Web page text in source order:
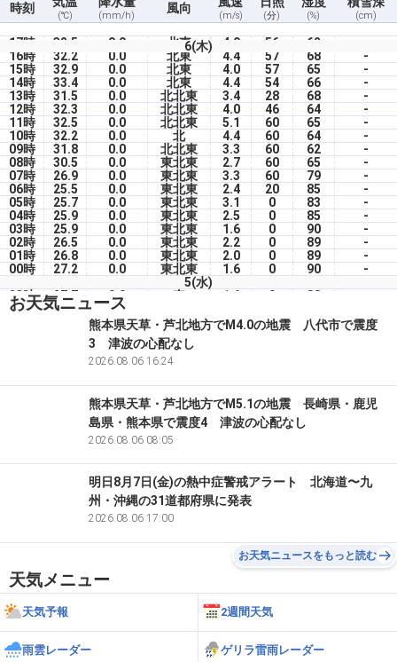
時刻
(℃) (mm/h)
風向
(m/s) (分) (%) (cm)
6(木)
17時 32.5 0.0 北東 4.9 56 62
16時
32.2 0.0 北東 4.4 57 68
-
15時
32.9 0.0 北東 4.0 57 65
-
14時
33.4 0.0 北東 4.4 54 66
-
13時
31.5 0.0 北北東 3.4 28 68
-
12時
32.3 0.0 北北東 4.0 46 64
-
11時
32.5 0.0 北北東 5.1 60 65
-
10時
32.2 0.0 北 4.4 60 64
-
09時
31.8 0.0 北北東 3.3 60 62
-
08時
30.5 0.0 東北東 2.7 60 65
-
07時
26.9 0.0 東北東 3.3 60 79
-
06時
25.5 0.0 東北東 2.4 20 85
-
05時
25.7 0.0 東北東 3.1 0 83
-
04時
25.9 0.0 東北東 2.5 0 85
-
03時
25.9 0.0 東北東 1.6 0 90
-
02時
26.5 0.0 東北東 2.2 0 89
-
01時
26.8 0.0 東北東 2.0 0 89
-
00時
27.2 0.0 東北東 1.6 0 90
-
5(水)
23時
27.7 0.0 東 1.6 0 88
22時
28.2 0.0
0.0 東 1.6 0 87
-
0.0 北東 3.7 0 85
-
0.0 北東
0.0 北東
お天気ニュース
熊本県天草・芦北地方でM4.0の地震 八代市で震度
3 津波の心配なし
2026.08.06 16:24
熊本県天草・芦北地方でM5.1の地震 長崎県・鹿児
島県・熊本県で震度4 津波の心配なし
2026.08.06 08:05
明日8月7日(金)の熱中症警戒アラート 北海道〜九
州・沖縄の31道都府県に発表
2026.08.06 17:00
お天気ニュースをもっと読む
天気メニュー
天気予報 2週間天気
雨雲レーダー ゲリラ雷雨レーダー